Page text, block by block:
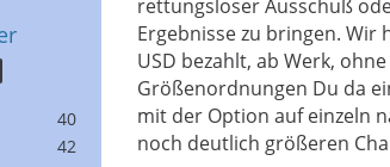
40
42
rettungsloser Ausschuß
Ergebnisse zu bringen. Wir
USD bezahlt, ab Werk,
Größenordnungen Du da
mit der Option auf einzeln
noch deutlich größeren